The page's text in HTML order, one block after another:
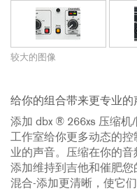
语言/地区
较大的图像
给你的组合带来更专业的
添加 dbx ® 266xs 压缩
工作室给你更多动态的
业的声音。压缩在你的音
添加维持到吉他和催肥
混合-添加更清晰，使它